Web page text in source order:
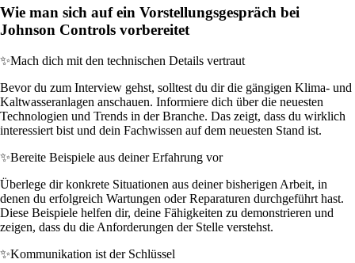
Wie man sich auf ein Vorstellungsgespräch bei
Johnson Controls vorbereitet
✨Mach dich mit den technischen Details vertraut
Bevor du zum Interview gehst, solltest du dir die gängigen Klima- und
Kaltwasseranlagen anschauen. Informiere dich über die neuesten
Technologien und Trends in der Branche. Das zeigt, dass du wirklich
interessiert bist und dein Fachwissen auf dem neuesten Stand ist.
✨Bereite Beispiele aus deiner Erfahrung vor
Überlege dir konkrete Situationen aus deiner bisherigen Arbeit, in
denen du erfolgreich Wartungen oder Reparaturen durchgeführt hast.
Diese Beispiele helfen dir, deine Fähigkeiten zu demonstrieren und
zeigen, dass du die Anforderungen der Stelle verstehst.
✨Kommunikation ist der Schlüssel